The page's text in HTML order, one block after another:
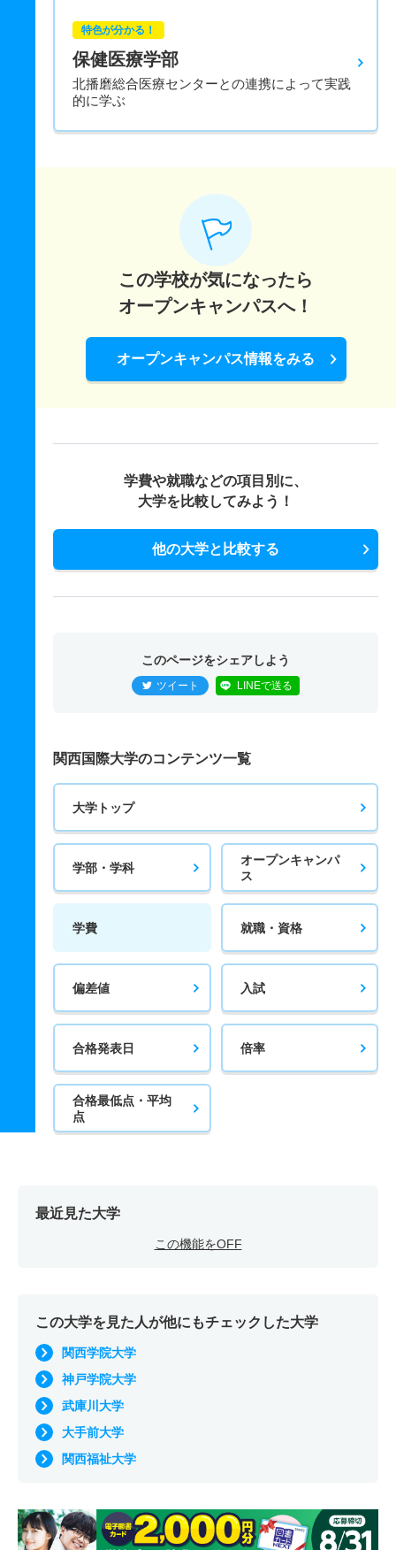
特色が分かる！
保健医療学部
北播磨総合医療センターとの連携によって実践
的に学ぶ
この学校が気になったら
オープンキャンパスへ！
オープンキャンパス情報をみる
学費や就職などの項目別に、
大学を比較してみよう！
他の大学と比較する
このページをシェアしよう
ツイート LINEで送る
関西国際大学のコンテンツ一覧
大学トップ
学部・学科
オープンキャンパ
ス
学費 就職・資格
偏差値 入試
合格発表日 倍率
合格最低点・平均
点
最近見た大学
この機能をOFF
この大学を見た人が他にもチェックした大学
関西学院大学
神戸学院大学
武庫川大学
大手前大学
関西福祉大学